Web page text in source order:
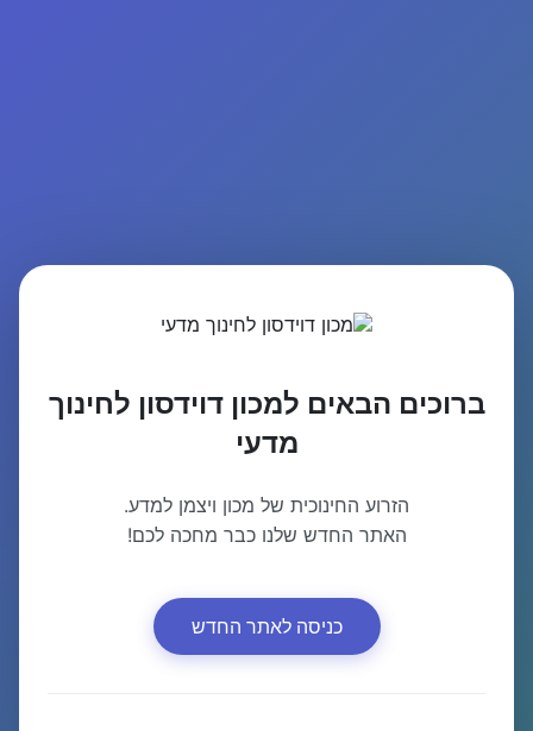
ברוכים הבאים למכון דוידסון לחינוך
מדעי
הזרוע החינוכית של מכון ויצמן למדע.
האתר החדש שלנו כבר מחכה לכם!
כניסה לאתר החדש